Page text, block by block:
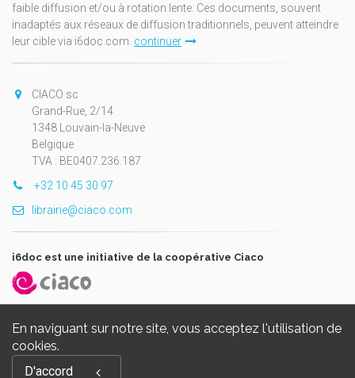
En naviguant sur notre site, vous acceptez l'utilisation de
cookies.
D'accord
faible diffusion et/ou à rotation lente. Ces documents, souvent
inadaptés aux réseaux de diffusion traditionnels, peuvent atteindre
leur cible via i6doc.com. continuer
CIACO sc
Grand-Rue, 2/14
1348 Louvain-la-Neuve
Belgique
TVA : BE0407.236.187
+32 10 45 30 97
librairie@ciaco.com
i6doc est une initiative de la coopérative Ciaco